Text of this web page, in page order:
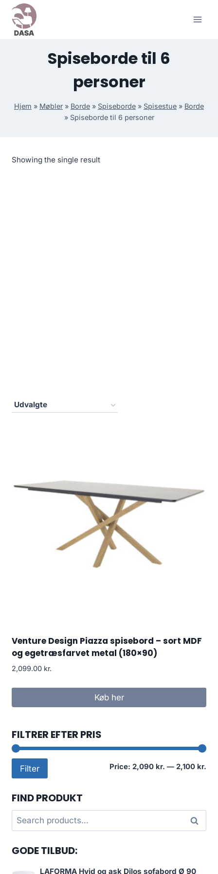
Skip
content
Spiseborde til 6
personer
Hjem » Møbler » Borde » Spiseborde » Spisestue » Borde
» Spiseborde til 6 personer
Showing the single result
Venture Design Piazza spisebord – sort MDF
og egetræsfarvet metal (180×90)
2,099.00 kr.
Køb her
FILTRER EFTER PRIS
Filter Price: 2,090 kr. — 2,100 kr.
FIND PRODUKT
Search
for:
Search
GODE TILBUD:
LAFORMA Hvid og ask Dilos sofabord Ø 90